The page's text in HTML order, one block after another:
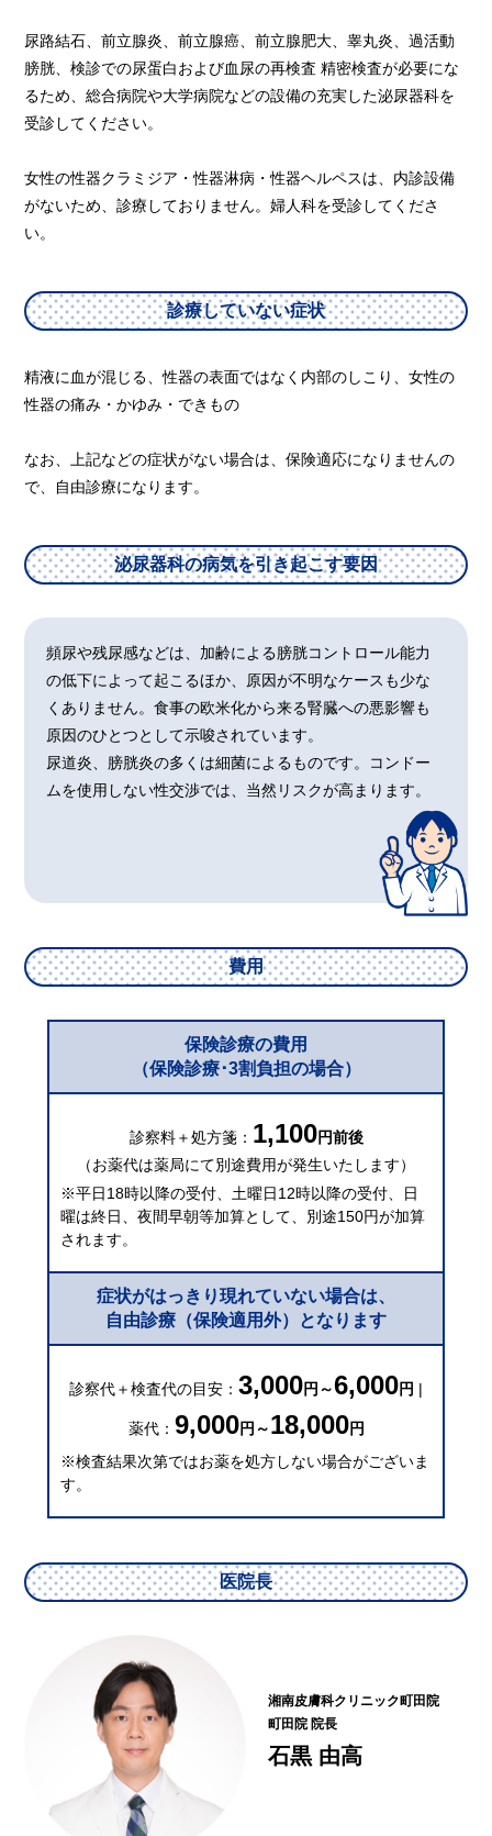
尿路結石、前立腺炎、前立腺癌、前立腺肥大、睾丸炎、過活動
膀胱、検診での尿蛋白および血尿の再検査 精密検査が必要にな
るため、総合病院や大学病院などの設備の充実した泌尿器科を
受診してください。
女性の性器クラミジア・性器淋病・性器ヘルペスは、内診設備
がないため、診療しておりません。婦人科を受診してくださ
い。
診療していない症状
精液に血が混じる、性器の表面ではなく内部のしこり、女性の
性器の痛み・かゆみ・できもの
なお、上記などの症状がない場合は、保険適応になりませんの
で、自由診療になります。
泌尿器科の病気を引き起こす要因
頻尿や残尿感などは、加齢による膀胱コントロール能力
の低下によって起こるほか、原因が不明なケースも少な
くありません。食事の欧米化から来る腎臓への悪影響も
原因のひとつとして示唆されています。
尿道炎、膀胱炎の多くは細菌によるものです。コンドー
ムを使用しない性交渉では、当然リスクが高まります。
費用
保険診療の費用
（保険診療･3割負担の場合）
診察料＋処方箋： 1,100円前後
（お薬代は薬局にて別途費用が発生いたします）
※平日18時以降の受付、土曜日12時以降の受付、日
曜は終日、夜間早朝等加算として、別途150円が加算
されます。
症状がはっきり現れていない場合は、
自由診療（保険適用外）となります
診察代＋検査代の目安： 3,000円～6,000円 |
薬代： 9,000円～18,000円
※検査結果次第ではお薬を処方しない場合がございま
す。
医院長
湘南皮膚科クリニック町田院
町田院 院長
石黒 由高